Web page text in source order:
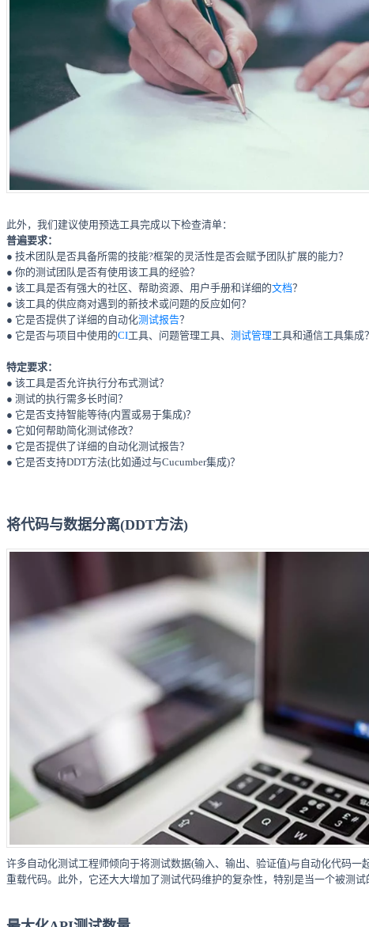
此外，我们建议使用预选工具完成以下检查清单：
普遍要求：
● 技术团队是否具备所需的技能?框架的灵活性是否会赋予团队扩展的能力？
● 你的测试团队是否有使用该工具的经验？
● 该工具是否有强大的社区、帮助资源、用户手册和详细的文档？
● 该工具的供应商对遇到的新技术或问题的反应如何？
● 它是否提供了详细的自动化测试报告？
● 它是否与项目中使用的CI工具、问题管理工具、 测试管理工具和通信工具集成？
特定要求：
● 该工具是否允许执行分布式测试？
● 测试的执行需多长时间？
● 它是否支持智能等待(内置或易于集成)？
● 它如何帮助简化测试修改？
● 它是否提供了详细的自动化测试报告？
● 它是否支持DDT方法(比如通过与Cucumber集成)？
将代码与数据分离(DDT方法)
许多自动化测试工程师倾向于将测试数据(输入、输出、验证值)与自动化代码
重载代码。此外，它还大大增加了测试代码维护的复杂性，特别是当一个被测试